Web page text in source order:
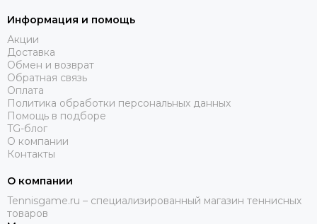
Информация и помощь
Акции
Доставка
Обмен и возврат
Обратная связь
Оплата
Политика обработки персональных данных
Помощь в подборе
TG-блог
О компании
Контакты
О компании
Tennisgame.ru – специализированный магазин теннисных
товаров